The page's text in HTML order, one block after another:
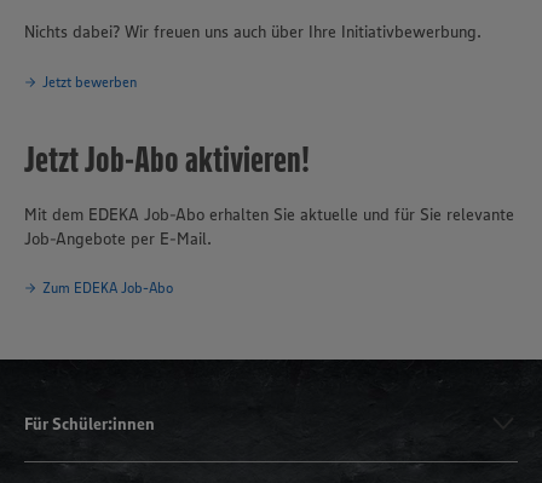
Nichts dabei? Wir freuen uns auch über Ihre Initiativbewerbung.
Jetzt bewerben
Jetzt Job-Abo aktivieren!
Mit dem EDEKA Job-Abo erhalten Sie aktuelle und für Sie relevante
Job-Angebote per E-Mail.
Zum EDEKA Job-Abo
Für Schüler:innen